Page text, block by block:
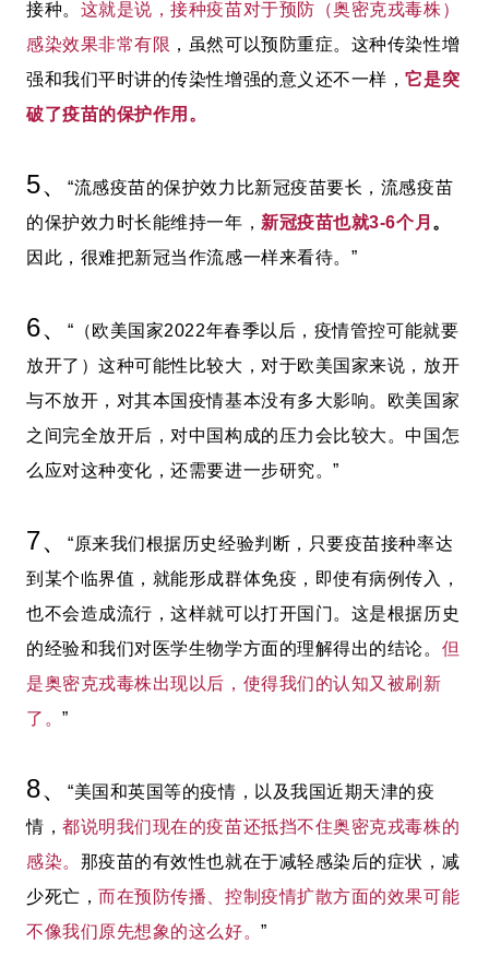
接种。 这就是说，接种疫苗对于预防（奥密克戎毒株）
感染效果非常有限 ，虽然可以预防重症。这种传染性增
强和我们平时讲的传染性增强的意义还不一样，它是突
破了疫苗的保护作用。
5、“流感疫苗的保护效力比新冠疫苗要长，流感疫苗
的保护效力时长能维持一年， 新冠疫苗也就3-6个月 。
因此，很难把新冠当作流感一样来看待。”
6、“（欧美国家2022年春季以后，疫情管控可能就要
放开了）这种可能性比较大，对于欧美国家来说，放开
与不放开，对其本国疫情基本没有多大影响。欧美国家
之间完全放开后，对中国构成的压力会比较大。中国怎
么应对这种变化，还需要进一步研究。”
7、“原来我们根据历史经验判断，只要疫苗接种率达
到某个临界值，就能形成群体免疫，即使有病例传入，
也不会造成流行，这样就可以打开国门。这是根据历史
的经验和我们对医学生物学方面的理解得出的结论。 但
是奥密克戎毒株出现以后，使得我们的认知又被刷新
了。”
8、“美国和英国等的疫情，以及我国近期天津的疫
情，都说明我们现在的疫苗还抵挡不住奥密克戎毒株的
感染。 那疫苗的有效性也就在于减轻感染后的症状，减
少死亡，而在预防传播、控制疫情扩散方面的效果可能
不像我们原先想象的这么好。”